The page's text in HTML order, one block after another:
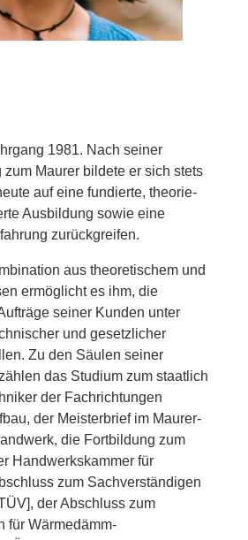
1981. Nach seiner
zum Maurer bildete er sich stets
auf eine fundierte, theorie-
Ausbildung sowie eine
zurückgreifen.
aus theoretischem und
ermöglicht es ihm, die
seiner Kunden unter
und gesetzlicher
Zu den Säulen seiner
das Studium zum staatlich
der Fachrichtungen
der Meisterbrief im Maurer-
die Fortbildung zum
Handwerkskammer für
zum Sachverständigen
der Abschluss zum
für Wärmedämm-